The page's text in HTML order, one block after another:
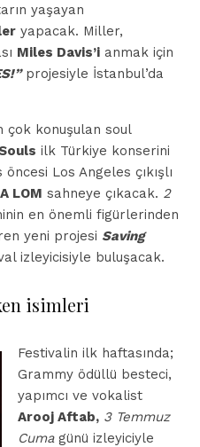
yaşayan
yapacak. Miller,
Miles Davis’i anmak için
projesiyle İstanbul’da
çok konuşulan soul
ilk Türkiye konserini
Los Angeles çıkışlı
LOM sahneye çıkacak. 2
en önemli figürlerinden
yeni projesi Saving
izleyicisiyle buluşacak.
isimleri
Festivalin ilk haftasında;
Grammy ödüllü besteci,
yapımcı ve vokalist
Arooj Aftab, 3 Temmuz
Cumagünü izleyiciyle